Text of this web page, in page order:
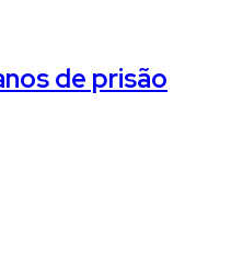
de prisão